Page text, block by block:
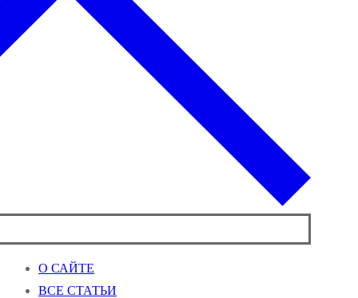
О САЙТЕ
ВСЕ СТАТЬИ